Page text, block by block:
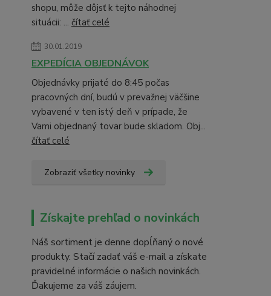
shopu, môže dôjsť k tejto náhodnej
situácii: ... čítať celé
30.01.2019
EXPEDÍCIA OBJEDNÁVOK
Objednávky prijaté do 8:45 počas
pracovných dní, budú v prevažnej väčšine
vybavené v ten istý deň v prípade, že
Vami objednaný tovar bude skladom. Obj...
čítať celé
Zobraziť všetky novinky
Získajte prehľad o novinkách
Náš sortiment je denne dopĺňaný o nové
produkty. Stačí zadať váš e-mail a získate
pravidelné informácie o našich novinkách.
Ďakujeme za váš záujem.